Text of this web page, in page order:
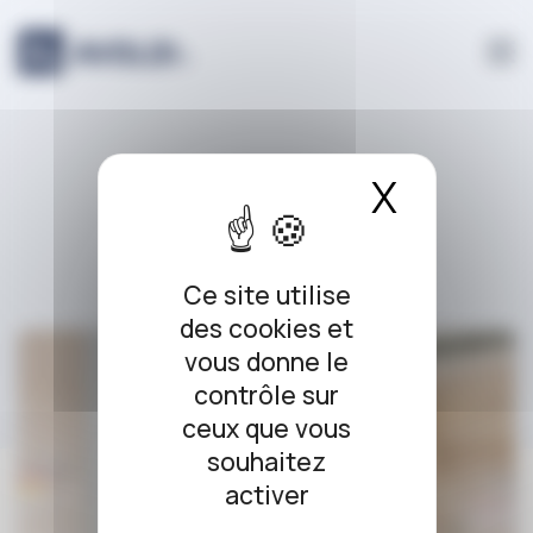
Panneau de gestion des cookies
Ce site utilise
des cookies et
vous donne le
contrôle sur
ceux que vous
souhaitez
activer
X
qualification